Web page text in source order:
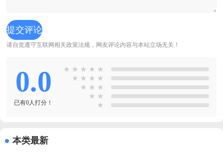
请自觉遵守互联网相关政策法规，网友评论内容与本站立场无关！
0.0
已有0人打分！
★ ★ ★ ★ ★
★ ★ ★ ★
★ ★ ★
★ ★
★
本类最新